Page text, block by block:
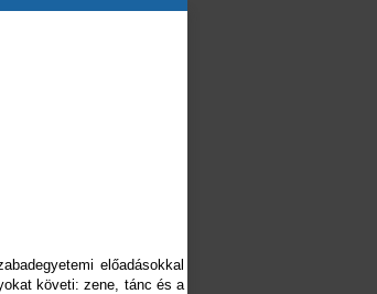
előadásokkal
követi: zene, tánc és a